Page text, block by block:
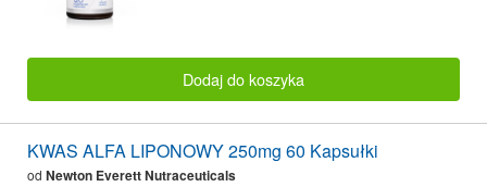
Dodaj do koszyka
KWAS ALFA LIPONOWY 250mg 60 Kapsułki
od Newton Everett Nutraceuticals